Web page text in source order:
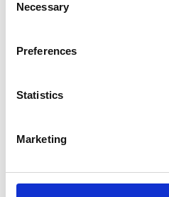
Selection
Necessary
Preferences
Statistics
Marketing
Original 135x250
€3.059,00 €3.793,68